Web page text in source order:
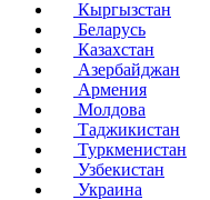
Кыргызстан
Беларусь
Казахстан
Азербайджан
Армения
Молдова
Таджикистан
Туркменистан
Узбекистан
Украина